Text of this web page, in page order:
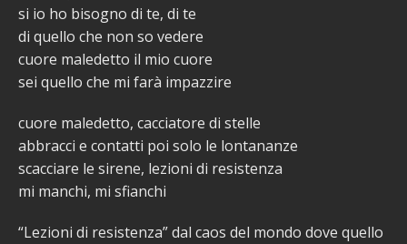
si io ho bisogno di te, di te
di quello che non so vedere
cuore maledetto il mio cuore
sei quello che mi farà impazzire
cuore maledetto, cacciatore di stelle
abbracci e contatti poi solo le lontananze
scacciare le sirene, lezioni di resistenza
mi manchi, mi sfianchi
“Lezioni di resistenza” dal caos del mondo dove quello